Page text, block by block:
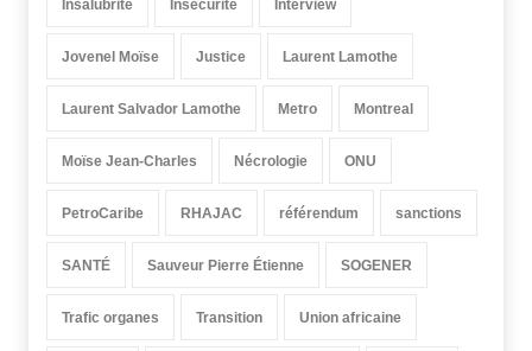
Insalubrité Insécurité Interview
Jovenel Moïse Justice Laurent Lamothe
Laurent Salvador Lamothe Metro Montreal
Moïse Jean-Charles Nécrologie ONU
PetroCaribe RHAJAC référendum sanctions
SANTÉ Sauveur Pierre Étienne SOGENER
Trafic organes Transition Union africaine